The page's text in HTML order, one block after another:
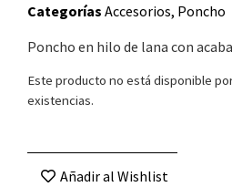
Categorías Accesorios, Poncho
Poncho en hilo de lana con
Este producto no está disponible
existencias.
Añadir al Wishlist